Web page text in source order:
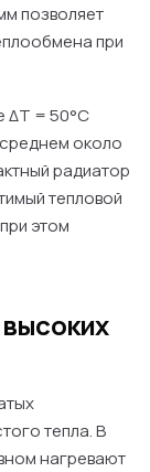
позволяет
при
ΔT = 50°C
около
радиатор
тепловой
этом
тепла. В
нагревают